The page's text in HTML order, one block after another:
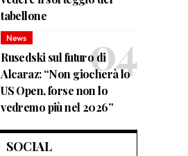
tabellone
News
Rusedski sul futuro di
Alcaraz: “Non giocherà lo
US Open, forse non lo
vedremo più nel 2026”
SOCIAL